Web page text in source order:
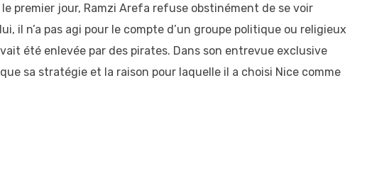
premier jour, Ramzi Arefa refuse obstinément de se voir
il n’a pas agi pour le compte d’un groupe politique ou religieux
été enlevée par des pirates. Dans son entrevue exclusive
sa stratégie et la raison pour laquelle il a choisi Nice comme